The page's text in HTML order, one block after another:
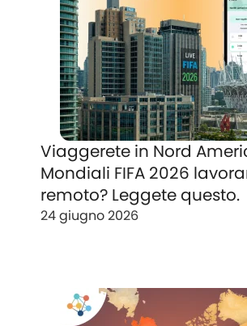
Viaggerete in Nord
Mondiali FIFA 2026
remoto? Leggete questo.
24 giugno 2026